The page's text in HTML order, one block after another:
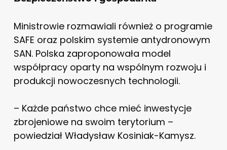
Ministrowie rozmawiali również o programie
SAFE oraz polskim systemie antydronowym
SAN. Polska zaproponowała model
współpracy oparty na wspólnym rozwoju i
produkcji nowoczesnych technologii.
– Każde państwo chce mieć inwestycje
zbrojeniowe na swoim terytorium –
powiedział Władysław Kosiniak-Kamysz.